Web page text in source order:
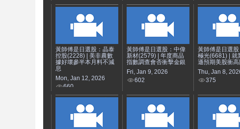
黃師傅是日選股：晶泰
控股(2228) | 美非農數
據好壞參半本月料不減
息
Mon, Jan 12, 2026
660
黃師傅是日選股：中偉
新材(2579) | 年度商品
指數調查會否衝擊金銀
Fri, Jan 9, 2026
602
黃師傅是日選
極光(6681) | 就
遜預期美股衝高
Thu, Jan 8,
375